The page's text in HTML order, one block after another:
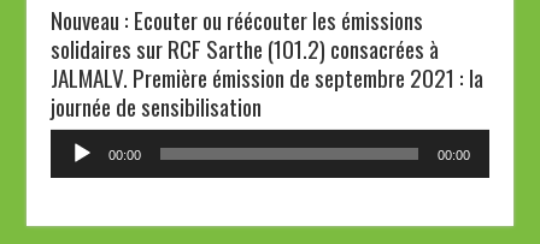
Nouveau : Ecouter ou réécouter les émissions
solidaires sur RCF Sarthe (101.2) consacrées à
JALMALV. Première émission de septembre 2021 : la
journée de sensibilisation
Lecteur
00:00 00:00